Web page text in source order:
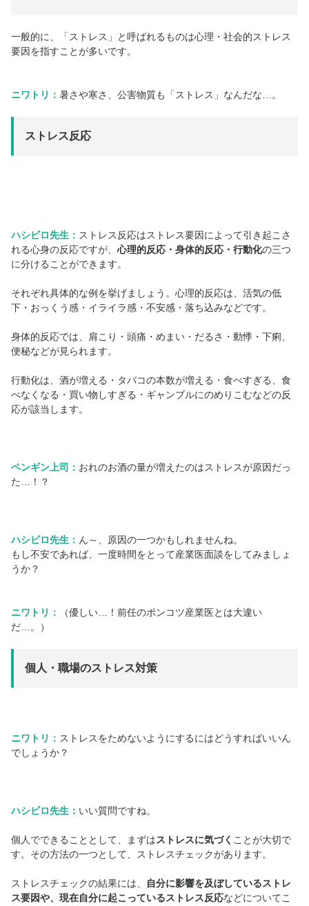
一般的に、「ストレス」と呼ばれるものは心理・社会的ストレス
要因を指すことが多いです。
ニワトリ： 暑さや寒さ、公害物質も「ストレス」なんだな…。
ストレス反応
ハシビロ先生： ストレス反応はストレス要因によって引き起こさ
れる心身の反応ですが、 心理的反応・身体的反応・行動化の三つ
に分けることができます。
それぞれ具体的な例を挙げましょう。心理的反応は、活気の低
下・おっくう感・イライラ感・不安感・落ち込みなどです。
身体的反応では、肩こり・頭痛・めまい・だるさ・動悸・下痢、
便秘などが見られます。
行動化は、酒が増える・タバコの本数が増える・食べすぎる、食
べなくなる・買い物しすぎる・ギャンブルにのめりこむなどの反
応が該当します。
ペンギン上司： おれのお酒の量が増えたのはストレスが原因だっ
た…！？
ハシビロ先生： ん～、原因の一つかもしれませんね。
もし不安であれば、一度時間をとって産業医面談をしてみましょ
うか？
ニワトリ：
（優しい…！前任のポンコツ産業医とは大違い
だ…。）
個人・職場のストレス対策
ニワトリ： ストレスをためないようにするにはどうすればいいん
でしょうか？
ハシビロ先生： いい質問ですね。
個人でできることとして、まずはストレスに気づく ことが大切で
す。その方法の一つとして、ストレスチェックがあります。
ストレスチェックの結果には、
自分に影響を及ぼしているストレ
ス要因や、現在自分に起こっているストレス反応などについてこ